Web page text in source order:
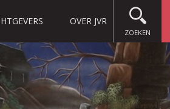
OVER JVR
ZOEKEN